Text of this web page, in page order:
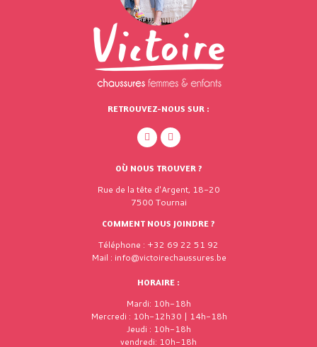
RETROUVEZ-NOUS SUR :
OÙ NOUS TROUVER ?
Rue de la tête d'Argent, 18-20
7500 Tournai
COMMENT NOUS JOINDRE ?
Téléphone : +32 69 22 51 92
Mail : info@victoirechaussures.be
HORAIRE :
Mardi: 10h-18h
Mercredi : 10h-12h30 | 14h-18h
Jeudi : 10h-18h
vendredi: 10h-18h